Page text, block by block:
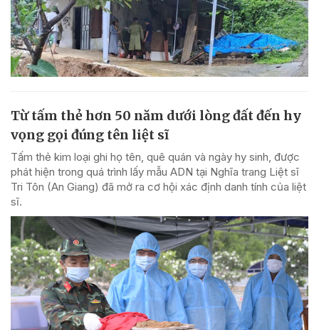
Từ tấm thẻ hơn 50 năm dưới lòng đất đến hy
vọng gọi đúng tên liệt sĩ
Tấm thẻ kim loại ghi họ tên, quê quán và ngày hy sinh, được
phát hiện trong quá trình lấy mẫu ADN tại Nghĩa trang Liệt sĩ
Tri Tôn (An Giang) đã mở ra cơ hội xác định danh tính của liệt
sĩ.